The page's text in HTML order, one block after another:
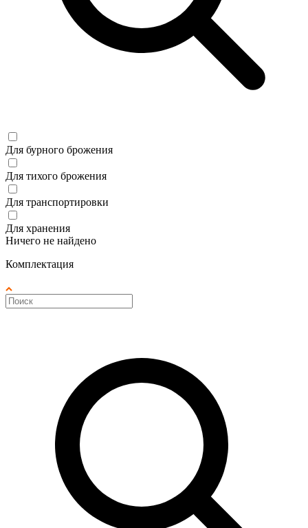
Для бурного брожения
Для тихого брожения
Для транспортировки
Для хранения
Ничего не найдено
Комплектация